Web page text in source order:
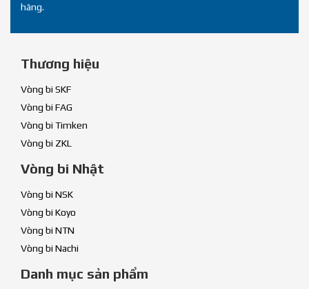
hãng.
Thương hiệu
Vòng bi SKF
Vòng bi FAG
Vòng bi Timken
Vòng bi ZKL
Vòng bi Nhật
Vòng bi NSK
Vòng bi Koyo
Vòng bi NTN
Vòng bi Nachi
Danh mục sản phẩm